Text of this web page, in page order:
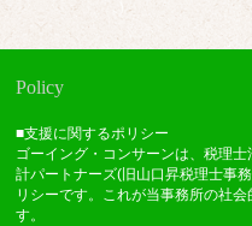
Policy
■支援に関するポリシー
ゴーイング・コンサーンは、税理士
計パートナーズ(旧山口昇税理士事
リシーです。これが当事務所の社会
す。